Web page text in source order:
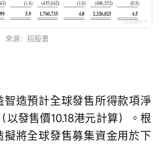
來源：招股書
造預計全球發售所得款項淨
以發售價10.18港元計算）。根
將全球發售募集資金用於下